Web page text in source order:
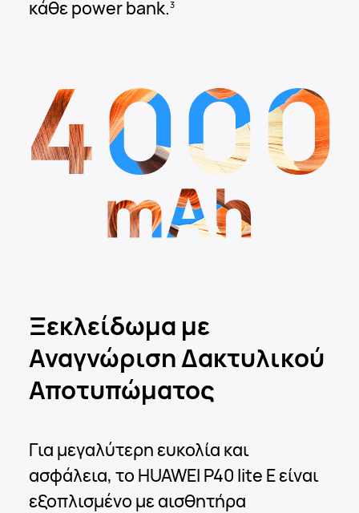
κάθε power bank.3
4000
Ξεκλείδωμα με
ΑναγνώρισηΔακτυλικού
Αποτυπώματος
Για μεγαλύτερη ευκολία και
ασφάλεια, το HUAWEI P40 lite E είναι
εξοπλισμένο με αισθητήρα